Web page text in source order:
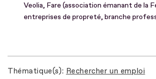
Veolia, Fare (association émanant de la
entreprises de propreté, branche
Thématique(s) Rechercher un emploi